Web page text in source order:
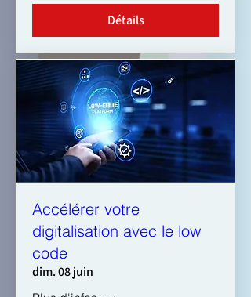
Détails
Accélérer votre
digitalisation avec le low
code
dim. 08 juin